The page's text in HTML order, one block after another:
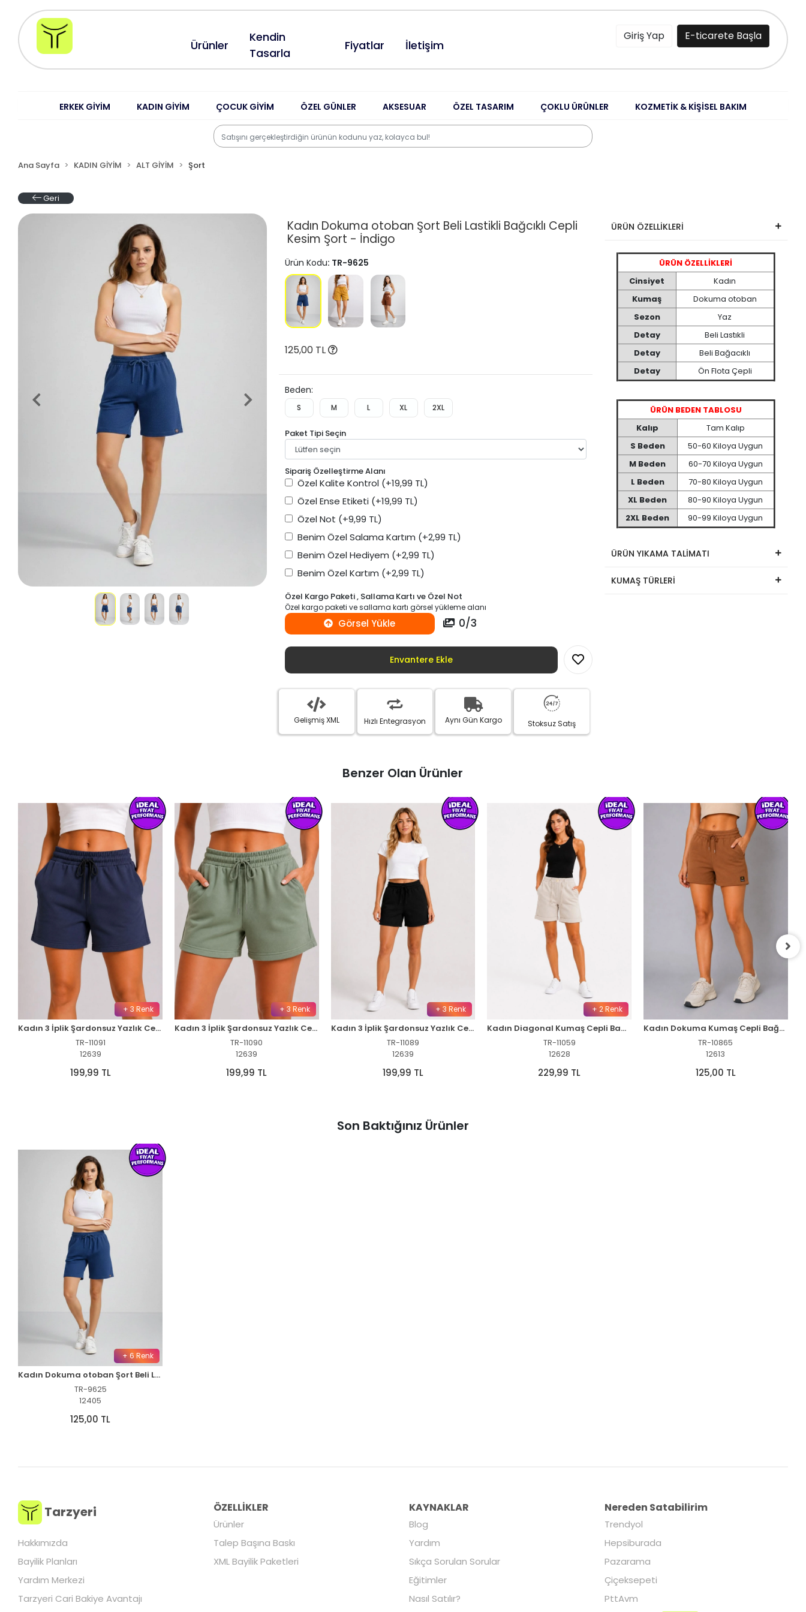
Ürünler
Kendin
Tasarla
Fiyatlar İletişim
Giriş Yap E-ticarete Başla
ERKEK GİYİM KADIN GİYİM ÇOCUK GİYİM ÖZEL GÜNLER AKSESUAR ÖZEL TASARIM ÇOKLU ÜRÜNLER KOZMETİK & KİŞİSEL BAKIM
Ana Sayfa KADIN GİYİM ALT GİYİM Şort
Geri
Kadın Dokuma otoban Şort Beli Lastikli Bağcıklı Cepli
Kesim Şort - İndigo
Ürün Kodu: TR-9625
125,00 TL
Beden:
S M L XL 2XL
Paket Tipi Seçin
Sipariş Özelleştirme Alanı
Özel Kalite Kontrol (+19,99 TL)
Özel Ense Etiketi (+19,99 TL)
Özel Not (+9,99 TL)
Benim Özel Salama Kartım (+2,99 TL)
Benim Özel Hediyem (+2,99 TL)
Benim Özel Kartım (+2,99 TL)
Özel Kargo Paketi , Sallama Kartı ve Özel Not
Özel kargo paketi ve sallama kartı görsel yükleme alanı
Görsel Yükle 0/3
Envantere Ekle
Gelişmiş XML Hızlı Entegrasyon Aynı Gün Kargo Stoksuz Satış
ÜRÜN ÖZELLİKLERİ
ÜRÜN ÖZELLİKLERİ
Cinsiyet
Kadın
Kumaş
Dokuma otoban
Sezon
Yaz
Detay
Beli Lastıkli
Detay
Beli Bağacıklı
Detay
Ön Flota Çepli
ÜRÜN BEDEN TABLOSU
Kalıp
Tam Kalıp
S Beden
50-60 Kiloya Uygun
M Beden
60-70 Kiloya Uygun
L Beden
70-80 Kiloya Uygun
XL Beden
80-90 Kiloya Uygun
2XL Beden
90-99 Kiloya Uygun
ÜRÜN YIKAMA TALİMATI
KUMAŞ TÜRLERİ
Benzer Olan Ürünler
+ 3 Renk
Kadın 3 İplik Şardonsuz Yazlık Cepli Lastikli Bağcıklı Regular Fit Şort - Lacivert
TR-11091
12639
199,99 TL
+ 3 Renk
Kadın 3 İplik Şardonsuz Yazlık Cepli Lastikli Bağcıklı Regular Fit Şort - Yeşil
TR-11090
12639
199,99 TL
+ 3 Renk
Kadın 3 İplik Şardonsuz Yazlık Cepli Lastikli Bağcıklı Regular Fit Şort - Siyah
TR-11089
12639
199,99 TL
+ 2 Renk
Kadın Diagonal Kumaş Cepli Bağcıklı Duble Paça Düğmeli Fermuarlı Şort - Bej
TR-11059
12628
229,99 TL
Kadın Dokuma Kumaş Cepli Bağcıklı Regular Fit Yazlık Şort - Kahverengi
TR-10865
12613
125,00 TL
Son Baktığınız Ürünler
+ 6 Renk
Kadın Dokuma otoban Şort Beli Lastikli Bağcıklı Cepli Kesim Şort - İndigo
TR-9625
12405
125,00 TL
Tarzyeri
Hakkımızda
Bayilik Planları
Yardım Merkezi
Tarzyeri Cari Bakiye Avantajı
ÖZELLİKLER
Ürünler
Talep Başına Baskı
XML Bayilik Paketleri
KAYNAKLAR
Blog
Yardım
Sıkça Sorulan Sorular
Eğitimler
Nasıl Satılır?
Nereden Satabilirim
Trendyol
Hepsiburada
Pazarama
Çiçeksepeti
PttAvm